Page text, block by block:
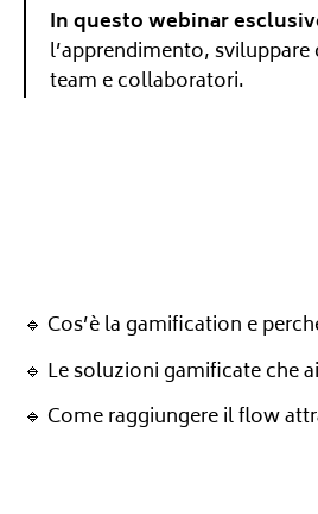
In questo webinar
l’apprendimento,
team e collaboratori.
🔹 Cos’è la gamification e
🔹 Le soluzioni gamificate che
🔹 Come raggiungere il flow